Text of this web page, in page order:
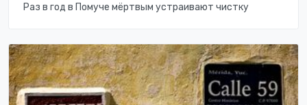
Раз в год в Помуче мёртвым устраивают чистку